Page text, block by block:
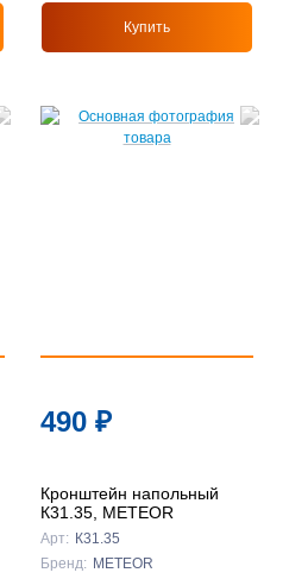
Купить
490 ₽
Кронштейн напольный
К31.35, METEOR
Арт: К31.35
Бренд: METEOR